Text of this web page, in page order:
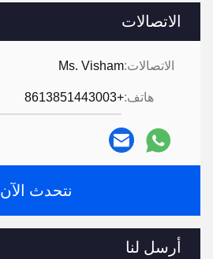
الاتصالات
الاتصالات:Ms. Visham
هاتف:+8613851443003
نتحدث الآن
أرسل لنا